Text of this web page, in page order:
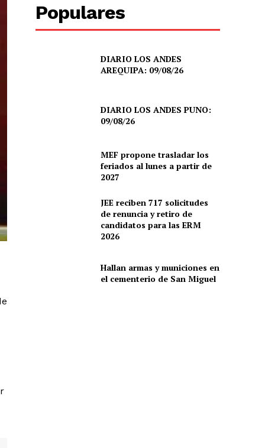
Populares
DIARIO LOS ANDES
AREQUIPA: 09/08/26
DIARIO LOS ANDES PUNO:
09/08/26
MEF propone trasladar los
feriados al lunes a partir de
2027
JEE reciben 717 solicitudes
de renuncia y retiro de
candidatos para las ERM
2026
Hallan armas y municiones en
el cementerio de San Miguel